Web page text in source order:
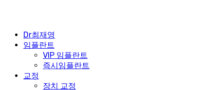
Dr최재영
임플란트
VIP 임플란트
즉시임플란트
교정
장치 교정